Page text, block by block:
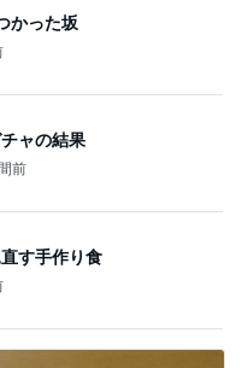
かった坂
ャの結果
前
す手作り食